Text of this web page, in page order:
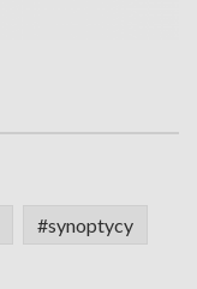
#synoptycy